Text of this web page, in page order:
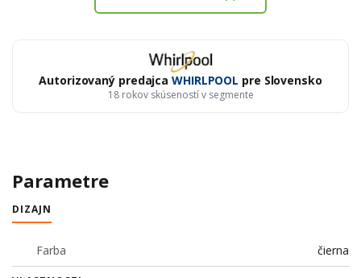
Autorizovaný predajcaWHIRLPOOL pre Slovensko
18 rokov skúseností v segmente
Parametre
DIZAJN
Farba čierna